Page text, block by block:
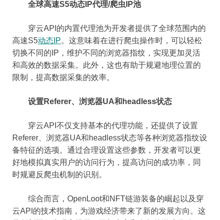
全球高速S5动态IP代理/爬虫IP池
穿云API的内置代理池为开发者提供了全球范围内的
高速S5动态IP。这意味着在进行爬虫操作时，可以轻松
切换不同的IP，维护不同的浏览器指纹，实现更加灵活
和高效的数据采集。此外，这也有助于规避地理位置的
限制，提高数据采集的效率。
设置Referer、浏览器UA和headless状态
穿云API不仅支持基本的代理功能，还提供了设置
Referer、浏览器UA和headless状态等各种浏览器指纹设
备特征的选项。通过合理设置这些参数，开发者可以更
好地模拟真实用户的访问行为，提高访问的成功率，同
时规避反爬虫机制的识别。
综合而言，OpenLoot和NFT链游装备的崛起以及穿
云API的技术指南，为游戏经济带来了新的发展方向。这